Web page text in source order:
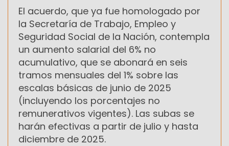
El acuerdo, que ya fue homologado por
la Secretaría de Trabajo, Empleo y
Seguridad Social de la Nación, contempla
un aumento salarial del 6% no
acumulativo, que se abonará en seis
tramos mensuales del 1% sobre las
escalas básicas de junio de 2025
(incluyendo los porcentajes no
remunerativos vigentes). Las subas se
harán efectivas a partir de julio y hasta
diciembre de 2025.